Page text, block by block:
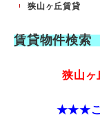
狭山ヶ丘賃貸
賃貸物件
狭山ヶ
★★★ご